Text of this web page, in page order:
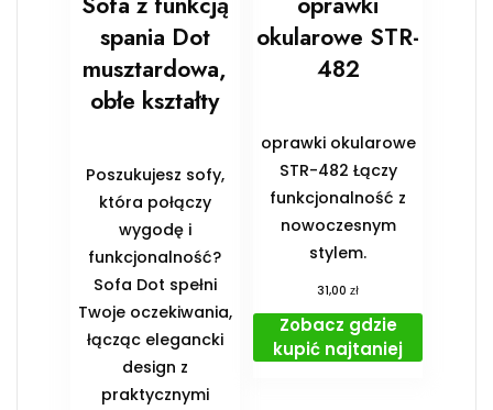
spania Dot
musztardowa,
obłe kształty
Poszukujesz sofy,
która połączy
wygodę i
funkcjonalność?
Sofa Dot spełni
Twoje oczekiwania,
łącząc elegancki
design z
praktycznymi
okularowe STR-
482
oprawki okularowe
STR-482 Łączy
funkcjonalność z
nowoczesnym
stylem.
31,00zł
Zobacz gdzie
kupić najtaniej